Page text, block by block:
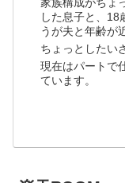
した息子と、18
うが夫と年齢が
ちょっとしたい
現在はパートで
ています。